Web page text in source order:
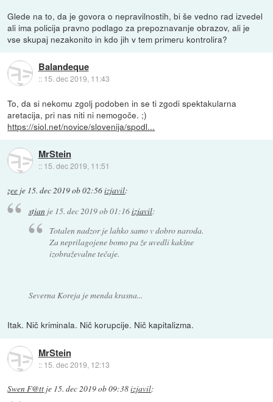
Glede na to, da je govora o nepravilnostih, bi še vedno rad izvedel
ali ima policija pravno podlago za prepoznavanje obrazov, ali je
vse skupaj nezakonito in kdo jih v tem primeru kontrolira?
Balandeque
:: 15. dec 2019, 11:43
To, da si nekomu zgolj podoben in se ti zgodi spektakularna
aretacija, pri nas niti ni nemogoče. ;)
https://siol.net/novice/slovenija/spodl...
MrStein
:: 15. dec 2019, 11:51
zee je 15. dec 2019 ob 02:56izjavil:
stjanje 15. dec 2019 ob 01:16izjavil:
Totalen nadzor je lahko samo v dobro naroda.
Za neprilagojene bomo pa že uvedli kakšne
izobraževalne tečaje.
Severna Koreja je menda krasna...
Itak. Nič kriminala. Nič korupcije. Nič kapitalizma.
MrStein
:: 15. dec 2019, 12:13
Swen F@tt je 15. dec 2019 ob 09:38izjavil: